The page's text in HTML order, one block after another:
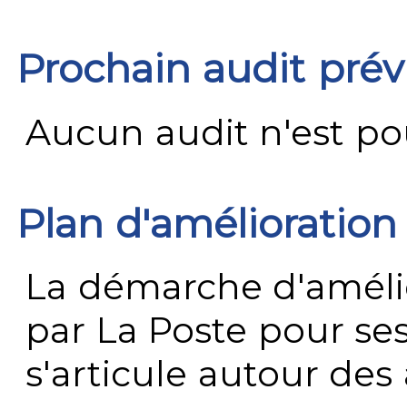
Prochain audit
Aucun audit n'est
Plan
La démarche
par La Poste pour
s'articule autour des